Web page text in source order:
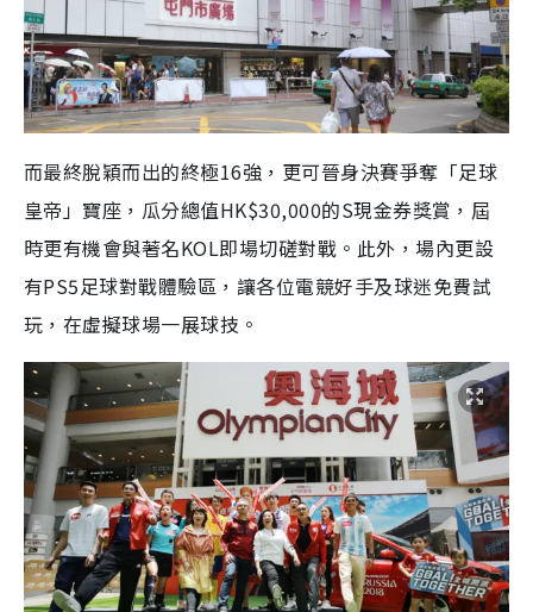
而最終脫穎而出的終極16強，更可晉身決賽爭奪「足球
皇帝」寶座，瓜分總值HK$30,000的S現金券獎賞，屆
時更有機會與著名KOL即場切磋對戰。此外，場內更設
有PS5足球對戰體驗區，讓各位電競好手及球迷免費試
玩，在虛擬球場一展球技。